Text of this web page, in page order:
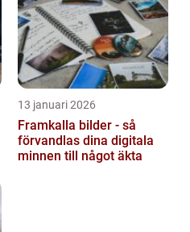
13 januari 2026
Framkalla bilder - så
förvandlas dina digitala
minnen till något äkta